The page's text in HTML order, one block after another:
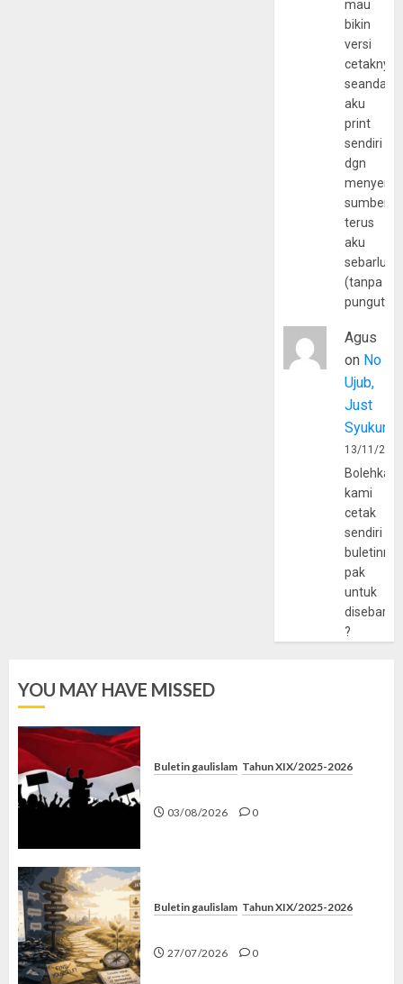
mau
bikin
versi
cetaknya
aku
print
sendiri
dgn
sumber
terus
aku
(tanpa
Agus
on No
Ujub,
Just
Syukur
13/11/
Bolehkah
kami
cetak
sendiri
pak
untuk
?
YOU MAY HAVE MISSED
Buletin gaulislam Tahun XIX/2025-2026
03/08/2026 0
Buletin gaulislam Tahun XIX/2025-2026
27/07/2026 0